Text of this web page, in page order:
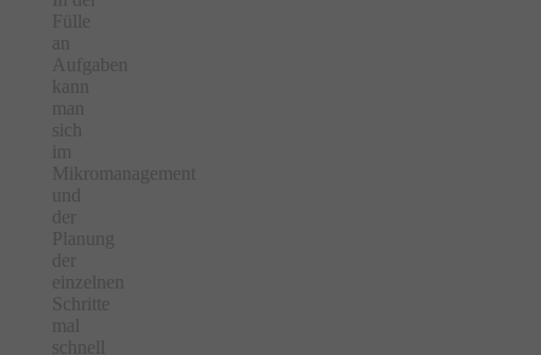
Fülle
an
Aufgaben
kann
man
sich
im
Mikromanagement
und
der
Planung
der
einzelnen
Schritte
mal
schnell